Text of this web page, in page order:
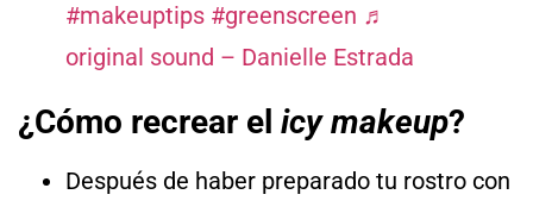
#makeuptips #greenscreen ♬
original sound – Danielle Estrada
¿Cómo recrear el icy makeup?
Después de haber preparado tu rostro con